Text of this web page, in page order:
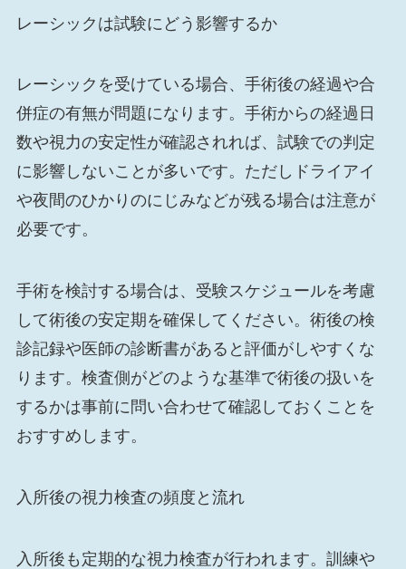
レーシックは試験にどう影響するか
レーシックを受けている場合、手術後の経過や合
併症の有無が問題になります。手術からの経過日
数や視力の安定性が確認されれば、試験での判定
に影響しないことが多いです。ただしドライアイ
や夜間のひかりのにじみなどが残る場合は注意が
必要です。
手術を検討する場合は、受験スケジュールを考慮
して術後の安定期を確保してください。術後の検
診記録や医師の診断書があると評価がしやすくな
ります。検査側がどのような基準で術後の扱いを
するかは事前に問い合わせて確認しておくことを
おすすめします。
入所後の視力検査の頻度と流れ
入所後も定期的な視力検査が行われます。訓練や